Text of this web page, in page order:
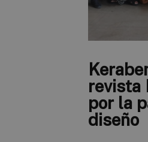
revista
por la
diseño